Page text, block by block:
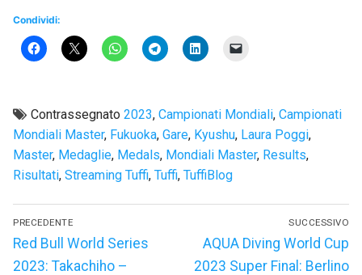
Condividi:
Contrassegnato 2023, Campionati Mondiali, Campionati
Mondiali Master, Fukuoka, Gare, Kyushu, Laura Poggi,
Master, Medaglie, Medals, Mondiali Master, Results,
Risultati, Streaming Tuffi, Tuffi, TuffiBlog
Navigazione
articoli
PRECEDENTE
Articolo
precedente:
Red Bull World Series
2023: Takachiho –
SUCCESSIVO
Articolo
successivo:
AQUA Diving World Cup
2023 Super Final: Berlino